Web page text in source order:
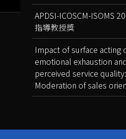
APDSI-ICOSCM-ISOMS
指導教授獎
Impact of surface acting
emotional exhaustion
perceived service quality:
Moderation of sales